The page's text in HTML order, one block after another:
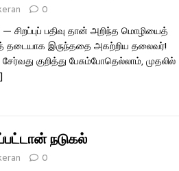
0
சிறப்புப் பதிவு தான் அறிந்த மொழியைத்
தடையாக இருந்ததை அகற்றிய தலைவர்!
குறித்து பேசும்போதெல்லாம், முதலில்
நடுகல்
0